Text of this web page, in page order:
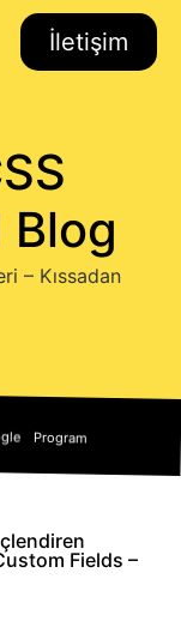
İletişim
– Kıssadan
Program
Fields –